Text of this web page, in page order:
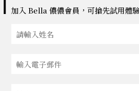
加入 Bella 儂儂會員，可搶先試用體